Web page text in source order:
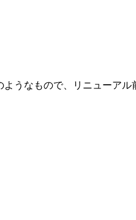
うなもので、リニューア